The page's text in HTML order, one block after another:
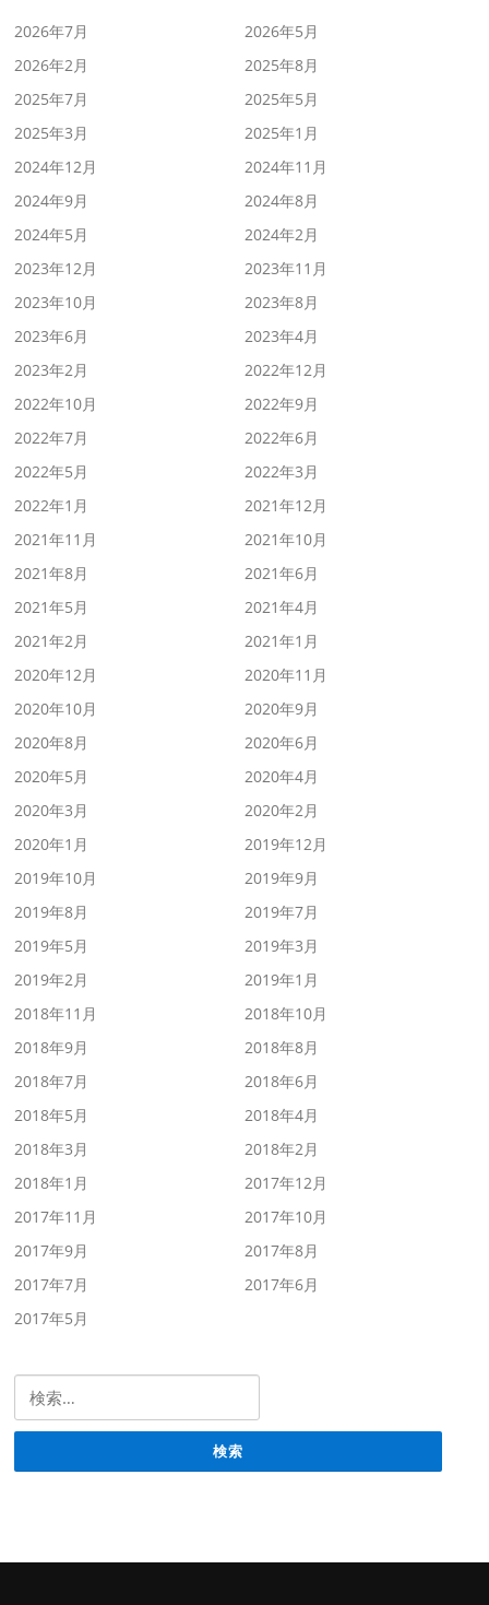
2026年7月
2026年5月
2026年2月
2025年8月
2025年7月
2025年5月
2025年3月
2025年1月
2024年12月
2024年11月
2024年9月
2024年8月
2024年5月
2024年2月
2023年12月
2023年11月
2023年10月
2023年8月
2023年6月
2023年4月
2023年2月
2022年12月
2022年10月
2022年9月
2022年7月
2022年6月
2022年5月
2022年3月
2022年1月
2021年12月
2021年11月
2021年10月
2021年8月
2021年6月
2021年5月
2021年4月
2021年2月
2021年1月
2020年12月
2020年11月
2020年10月
2020年9月
2020年8月
2020年6月
2020年5月
2020年4月
2020年3月
2020年2月
2020年1月
2019年12月
2019年10月
2019年9月
2019年8月
2019年7月
2019年5月
2019年3月
2019年2月
2019年1月
2018年11月
2018年10月
2018年9月
2018年8月
2018年7月
2018年6月
2018年5月
2018年4月
2018年3月
2018年2月
2018年1月
2017年12月
2017年11月
2017年10月
2017年9月
2017年8月
2017年7月
2017年6月
2017年5月
検索: